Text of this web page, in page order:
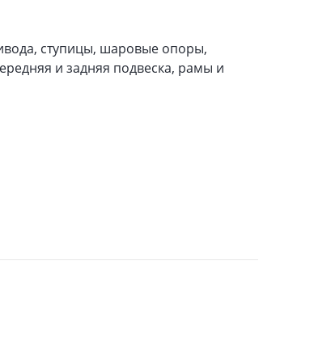
ступицы, шаровые опоры,
и задняя подвеска, рамы и